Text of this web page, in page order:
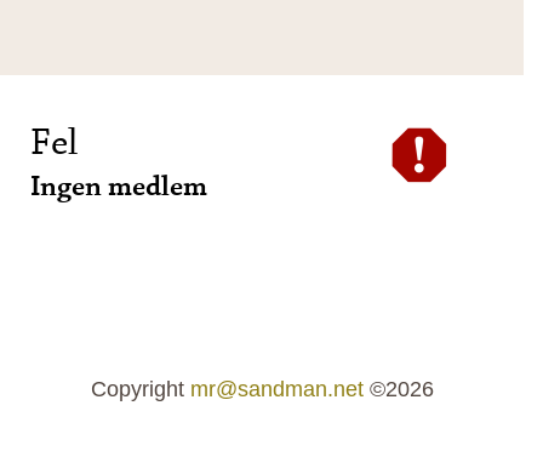
Fel
Ingen medlem
Copyright mr@sandman.net©2026